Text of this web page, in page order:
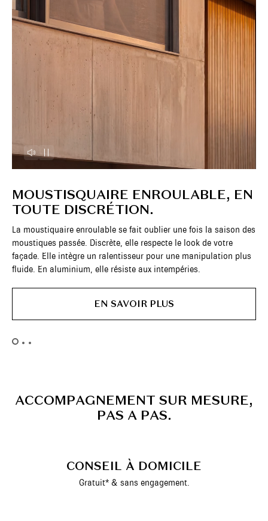
MOUSTISQUAIRE ENROULABLE, EN
TOUTE DISCRÉTION.
La moustiquaire enroulable se fait oublier une fois la saison des
moustiques passée. Discrète, elle respecte le look de votre
façade. Elle intègre un ralentisseur pour une manipulation plus
fluide. En aluminium, elle résiste aux intempéries.
EN SAVOIR PLUS
ACCOMPAGNEMENT SUR MESURE,
PAS A PAS.
CONSEIL À DOMICILE
Gratuit* & sans engagement.